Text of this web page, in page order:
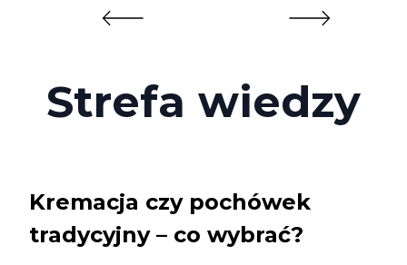
Strefa wiedzy
Kremacja czy pochówek
tradycyjny – co wybrać?